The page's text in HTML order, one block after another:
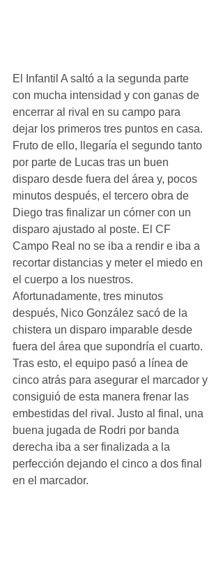
El Infantil A saltó a la segunda parte
con mucha intensidad y con ganas de
encerrar al rival en su campo para
dejar los primeros tres puntos en casa.
Fruto de ello, llegaría el segundo tanto
por parte de Lucas tras un buen
disparo desde fuera del área y, pocos
minutos después, el tercero obra de
Diego tras finalizar un córner con un
disparo ajustado al poste. El CF
Campo Real no se iba a rendir e iba a
recortar distancias y meter el miedo en
el cuerpo a los nuestros.
Afortunadamente, tres minutos
después, Nico González sacó de la
chistera un disparo imparable desde
fuera del área que supondría el cuarto.
Tras esto, el equipo pasó a línea de
cinco atrás para asegurar el marcador y
consiguió de esta manera frenar las
embestidas del rival. Justo al final, una
buena jugada de Rodri por banda
derecha iba a ser finalizada a la
perfección dejando el cinco a dos final
en el marcador.